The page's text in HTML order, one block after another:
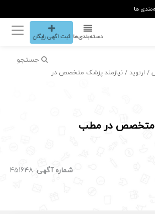
ها
دسته‌بندی‌ها ثبت اگهی رایگان
جستجو
/ ارتوپد / نیازمند پزشک متخصص در
متخصص در مطب
شماره آگهی: 451648